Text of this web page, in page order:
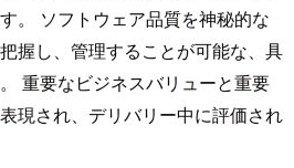
。 ソフトウェア品質を神秘的な
握し、管理することが可能な、具
重要なビジネスバリューと重要
現され、デリバリー中に評価され